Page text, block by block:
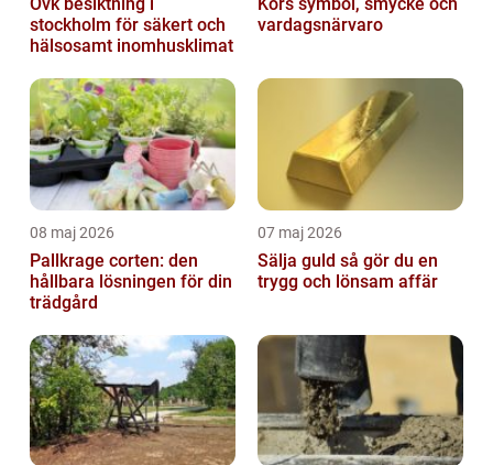
Ovk besiktning i
stockholm för säkert och
hälsosamt inomhusklimat
Kors symbol, smycke och
vardagsnärvaro
08 maj 2026
Pallkrage corten: den
hållbara lösningen för din
trädgård
07 maj 2026
Sälja guld så gör du en
trygg och lönsam affär